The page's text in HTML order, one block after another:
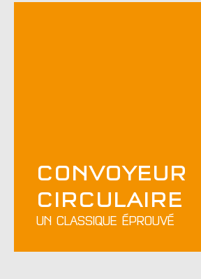
CONVOYEUR
CIRCULAIRE
UN CLASSIQUE ÉPROUVÉ